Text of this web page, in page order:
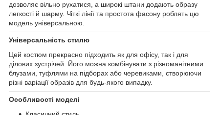
дозволяє вільно рухатися, а широкі штани додають образу
легкості й шарму. Чіткі лінії та простота фасону роблять цю
модель універсальною.
Універсальність стилю
Цей костюм прекрасно підходить як для офісу, так і для
ділових зустрічей. Його можна комбінувати з різноманітними
блузами, туфлями на підборах або черевиками, створюючи
різні варіації образів для будь-якого випадку.
Особливості моделі